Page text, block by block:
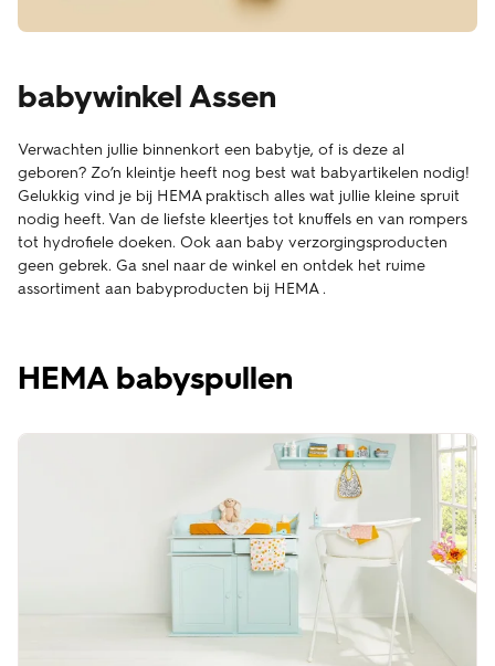
babywinkel Assen
Verwachten jullie binnenkort een babytje, of is deze al
geboren? Zo’n kleintje heeft nog best wat babyartikelen nodig!
Gelukkig vind je bij HEMA praktisch alles wat jullie kleine spruit
nodig heeft. Van de liefste kleertjes tot knuffels en van rompers
tot hydrofiele doeken. Ook aan baby verzorgingsproducten
geen gebrek. Ga snel naar de winkel en ontdek het ruime
assortiment aan babyproducten bij HEMA .
HEMA babyspullen